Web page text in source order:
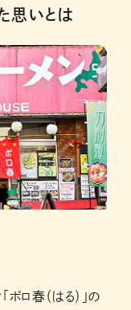
思いとは
ポロ春（はる）」の